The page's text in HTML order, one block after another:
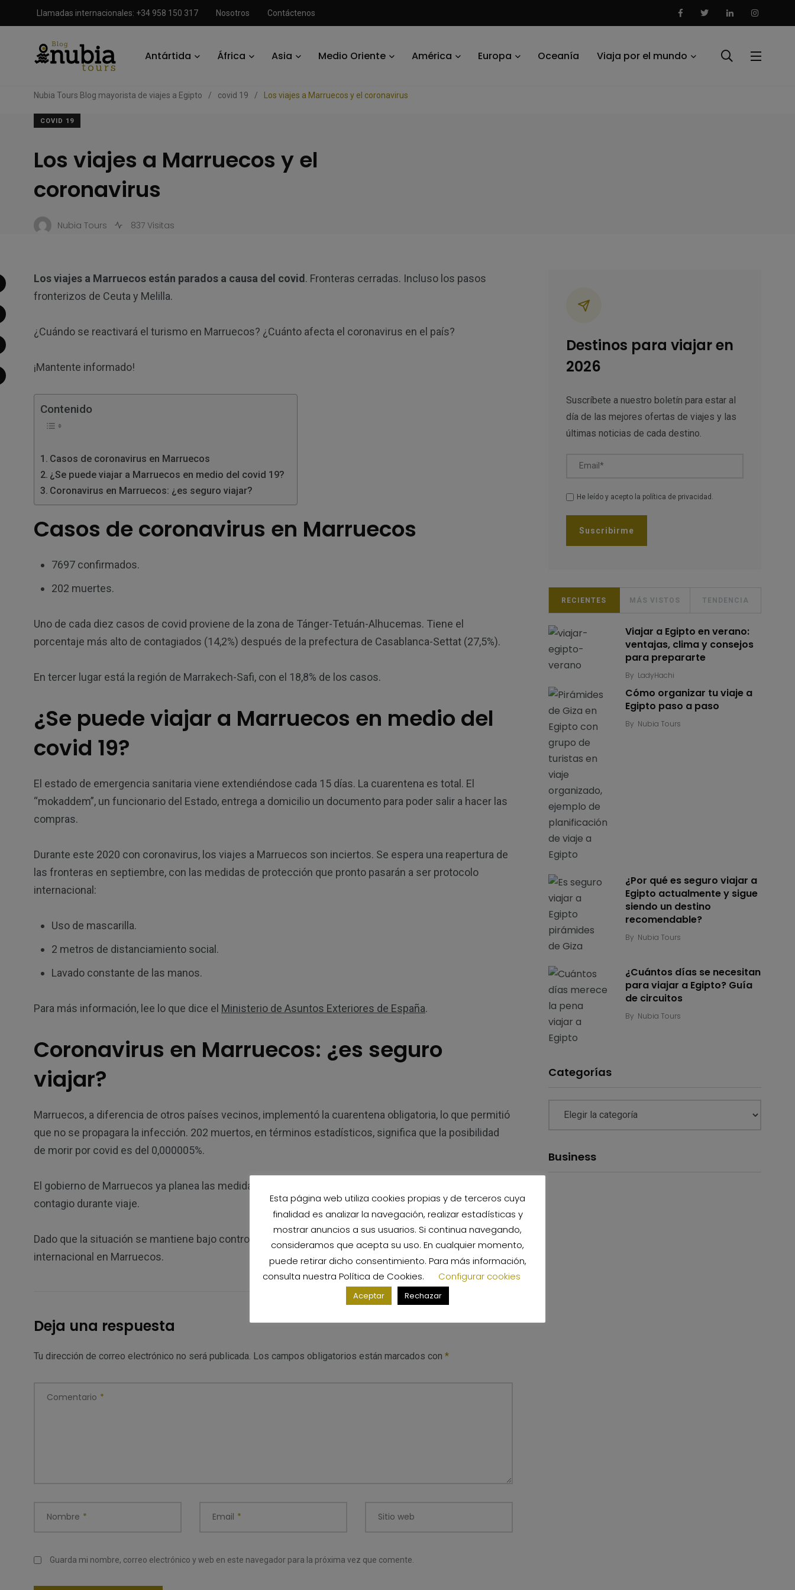
Llamadas internacionales: +34 958 150 317 Nosotros Contáctenos
Antártida África Asia Medio Oriente América Europa Oceanía Viaja por el mundo
Nubia Tours Blog mayorista de viajes a Egipto / covid 19 / Los viajes a Marruecos y el coronavirus
COVID 19
Los viajes a Marruecos y el
coronavirus
Nubia Tours 837 Visitas
Los viajes a Marruecos están parados a causa del covid . Fronteras cerradas. Incluso los pasos
fronterizos de Ceuta y Melilla.
¿Cuándo se reactivará el turismo en Marruecos? ¿Cuánto afecta el coronavirus en el país?
¡Mantente informado!
Contenido
Casos de coronavirus en Marruecos
¿Se puede viajar a Marruecos en medio del covid 19?
Coronavirus en Marruecos: ¿es seguro viajar?
Casos de coronavirus en Marruecos
7697 confirmados.
202 muertes.
Uno de cada diez casos de covid proviene de la zona de Tánger-Tetuán-Alhucemas. Tiene el
porcentaje más alto de contagiados (14,2%) después de la prefectura de Casablanca-Settat (27,5%).
En tercer lugar está la región de Marrakech-Safi, con el 18,8% de los casos.
¿Se puede viajar a Marruecos en medio del
covid 19?
El estado de emergencia sanitaria viene extendiéndose cada 15 días. La cuarentena es total. El
“mokaddem”, un funcionario del Estado, entrega a domicilio un documento para poder salir a hacer las
compras.
Durante este 2020 con coronavirus, los viajes a Marruecos son inciertos. Se espera una reapertura de
las fronteras en septiembre, con las medidas de protección que pronto pasarán a ser protocolo
internacional:
Uso de mascarilla.
2 metros de distanciamiento social.
Lavado constante de las manos.
Para más información, lee lo que dice el Ministerio de Asuntos Exteriores de España.
Coronavirus en Marruecos: ¿es seguro
viajar?
Marruecos, a diferencia de otros países vecinos, implementó la cuarentena obligatoria, lo que permitió
que no se propagara la infección. 202 muertos, en términos estadísticos, significa que la posibilidad
de morir por covid es del 0,000005%.
El gobierno de Marruecos ya planea las medidas en turismo para reducir lo mayor posible el riesgo de
contagio durante viaje.
Dado que la situación se mantiene bajo control, se espera que muy pronto se recupere el turismo
internacional en Marruecos.
Deja una respuesta
Tu dirección de correo electrónico no será publicada. Los campos obligatorios están marcados con *
Comentario *
Nombre * Email * Sitio web
Guarda mi nombre, correo electrónico y web en este navegador para la próxima vez que comente.
Destinos para viajar en
2026
Suscríbete a nuestro boletín para estar al
día de las mejores ofertas de viajes y las
últimas noticias de cada destino.
Email*
He leído y acepto la política de privacidad .
RECIENTES MÁS VISTOS TENDENCIA
Viajar a Egipto en verano:
ventajas, clima y consejos
para prepararte
By LadyHachi
Cómo organizar tu viaje a
Egipto paso a paso
By Nubia Tours
¿Por qué es seguro viajar a
Egipto actualmente y sigue
siendo un destino
recomendable?
By Nubia Tours
¿Cuántos días se necesitan
para viajar a Egipto? Guía
de circuitos
By Nubia Tours
Categorías
Business
Esta página web utiliza cookies propias y de terceros cuya
finalidad es analizar la navegación, realizar estadísticas y
mostrar anuncios a sus usuarios. Si continua navegando,
consideramos que acepta su uso. En cualquier momento,
puede retirar dicho consentimiento. Para más información,
consulta nuestra Política de Cookies. Configurar cookies
Aceptar Rechazar